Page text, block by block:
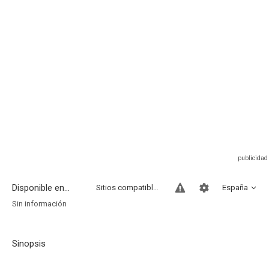
Disponible en... España
Sitios compatibles
Sin información
Sinopsis